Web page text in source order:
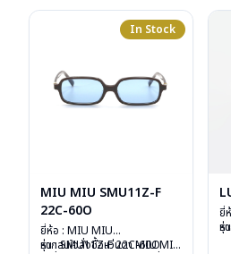
In Stock
MIU MIU SMU11Z-F
22C-60O
ยี่ห้อ : MIU MIU
รุ่น : SMU11Z-F 22C-60O
หากสนใจสั่งชื้อแว่นตา MIU MIU
ยี่
รุ่
ห